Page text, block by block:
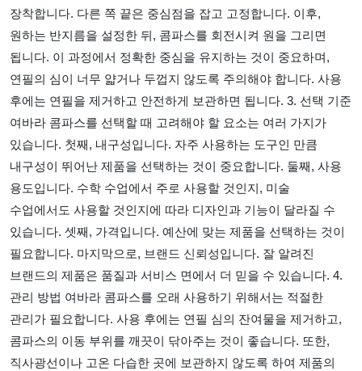
장착합니다. 다른 쪽 끝은 중심점을 잡고 고정합니다. 이후,
원하는 반지름을 설정한 뒤, 콤파스를 회전시켜 원을 그리면
됩니다. 이 과정에서 정확한 중심을 유지하는 것이 중요하며,
연필의 심이 너무 얇거나 두껍지 않도록 주의해야 합니다. 사용
후에는 연필을 제거하고 안전하게 보관하면 됩니다. 3. 선택 기준
여바라 콤파스를 선택할 때 고려해야 할 요소는 여러 가지가
있습니다. 첫째, 내구성입니다. 자주 사용하는 도구인 만큼
내구성이 뛰어난 제품을 선택하는 것이 중요합니다. 둘째, 사용
용도입니다. 수학 수업에서 주로 사용할 것인지, 미술
수업에서도 사용할 것인지에 따라 디자인과 기능이 달라질 수
있습니다. 셋째, 가격입니다. 예산에 맞는 제품을 선택하는 것이
필요합니다. 마지막으로, 브랜드 신뢰성입니다. 잘 알려진
브랜드의 제품은 품질과 서비스 면에서 더 믿을 수 있습니다. 4.
관리 방법 여바라 콤파스를 오래 사용하기 위해서는 적절한
관리가 필요합니다. 사용 후에는 연필 심의 잔여물을 제거하고,
콤파스의 이동 부위를 깨끗이 닦아주는 것이 좋습니다. 또한,
직사광선이나 고온 다습한 곳에 보관하지 않도록 하여 제품의